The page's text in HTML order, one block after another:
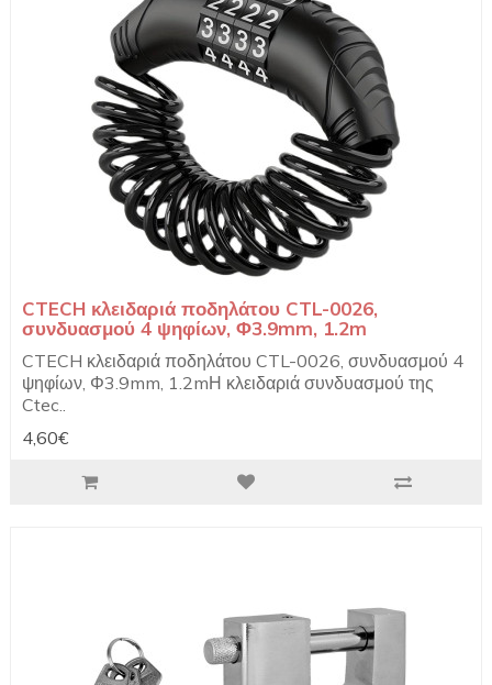
CTECH κλειδαριά ποδηλάτου CTL-0026,
συνδυασμού 4 ψηφίων, Φ3.9mm, 1.2m
CTECH κλειδαριά ποδηλάτου CTL-0026, συνδυασμού 4
ψηφίων, Φ3.9mm, 1.2mΗ κλειδαριά συνδυασμού της
Ctec..
4,60€